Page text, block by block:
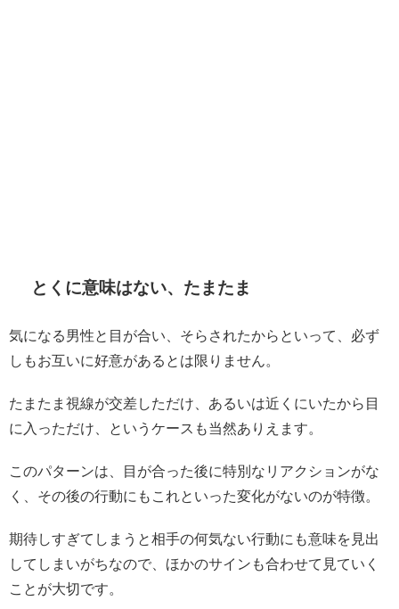
とくに意味はない、たまたま
気になる男性と目が合い、そらされたからといって、必ず
しもお互いに好意があるとは限りません。
たまたま視線が交差しただけ、あるいは近くにいたから目
に入っただけ、というケースも当然ありえます。
このパターンは、目が合った後に特別なリアクションがな
く、その後の行動にもこれといった変化がないのが特徴。
期待しすぎてしまうと相手の何気ない行動にも意味を見出
してしまいがちなので、ほかのサインも合わせて見ていく
ことが大切です。